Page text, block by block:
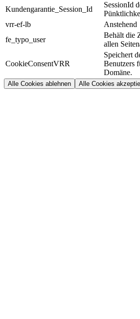
Kundengarantie_Session_Id
SessionId
vrr-ef-lb
Anstehend
fe_typo_user
Behält die
allen
CookieConsentVRR
Speichert
Benutzers
Domäne.
Alle Cookies ablehnen Alle Cookies